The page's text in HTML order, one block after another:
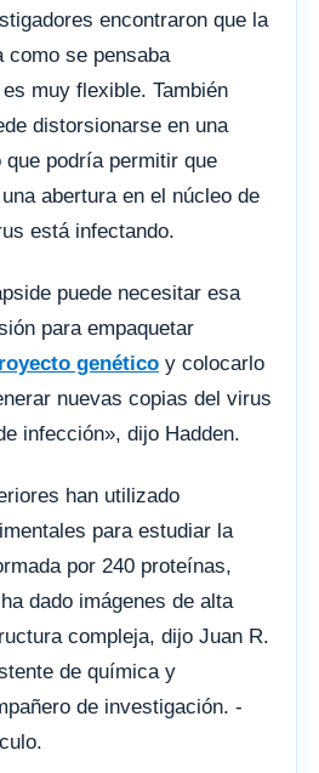
encontraron que la
como se pensaba
muy flexible. También
distorsionarse en una
podría permitir que
abertura en el núcleo de
está infectando.
puede necesitar esa
para empaquetar
genético y colocarlo
nuevas copias del virus
infección», dijo Hadden.
han utilizado
para estudiar la
por 240 proteínas,
dado imágenes de alta
compleja, dijo Juan R.
de química y
de investigación. -